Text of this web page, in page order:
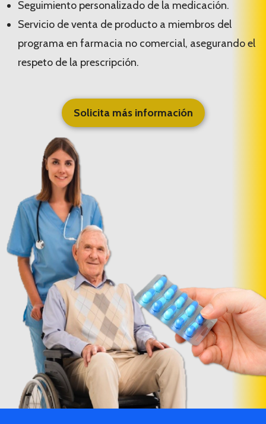
Seguimiento personalizado de la medicación.
Servicio de venta de producto a miembros del
programa en farmacia no comercial, asegurando el
respeto de la prescripción.
Solicita más información